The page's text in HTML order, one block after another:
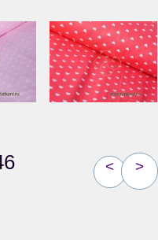
< >